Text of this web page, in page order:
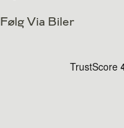
Følg Via Biler